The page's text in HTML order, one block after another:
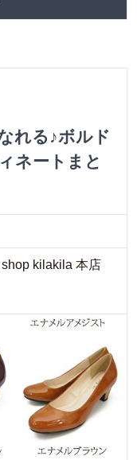
れる♪ボルド
ネートまと
kilakila 本店